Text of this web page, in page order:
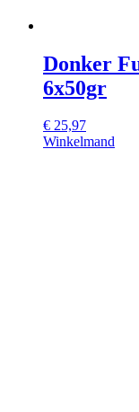
Donker
6x50gr
€ 25,97
Winkelmand